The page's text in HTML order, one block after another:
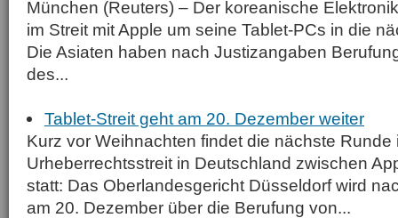
München (Reuters) – Der koreanische
im Streit mit Apple um seine Tablet-PCs in die
Die Asiaten haben nach Justizangaben
des...
Tablet-Streit geht am 20. Dezember weiter
Kurz vor Weihnachten findet die nächste Runde
Urheberrechtsstreit in Deutschland zwischen
statt: Das Oberlandesgericht Düsseldorf wird
am 20. Dezember über die Berufung von...